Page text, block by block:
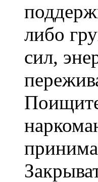
либо
сил,